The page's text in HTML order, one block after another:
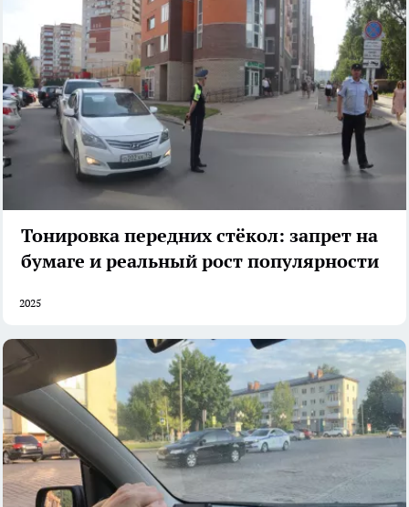
Тонировка передних стёкол: запрет на
бумаге и реальный рост популярности
2025